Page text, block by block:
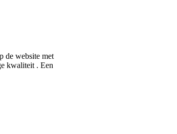
de website met
kwaliteit . Een